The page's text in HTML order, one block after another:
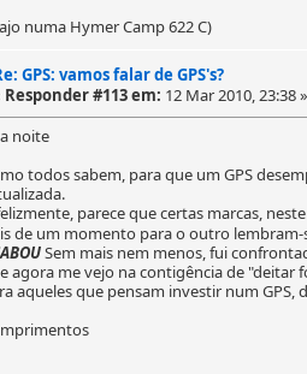
numa Hymer Camp 622 C)
GPS: vamos falar de GPS's?
Responder #113 em: 12 Mar 2010, 23:38 »
noite
todos sabem, para que um GPS
parece que certas marcas,
de um momento para o outro
Sem mais nem menos, fui
agora me vejo na contigência de "deitar
aqueles que pensam investir num